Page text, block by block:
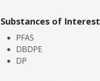
Substances of Interest
PFAS
DBDPE
DP